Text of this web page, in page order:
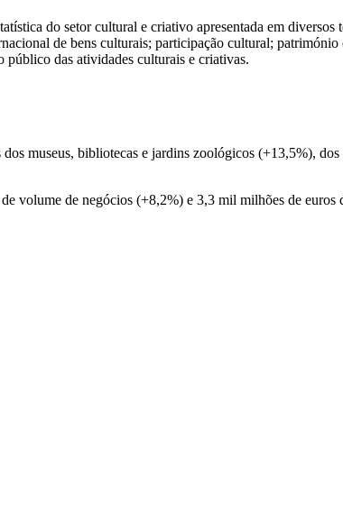
do setor cultural e criativo apresentada em
de bens culturais; participação cultural;
das atividades culturais e criativas.
museus, bibliotecas e jardins zoológicos (+13,5%),
volume de negócios (+8,2%) e 3,3 mil milhões de